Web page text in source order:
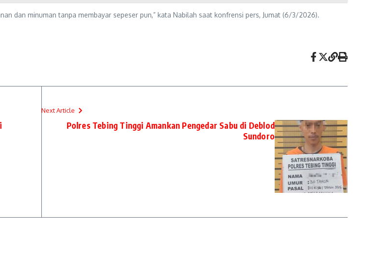
dan minuman tanpa membayar sepeser pun,” kata Nabilah saat konfrensi pers, Jumat (6/3/2026).
Next Article
Polres Tebing Tinggi Amankan Pengedar Sabu di Deblod
Sundoro